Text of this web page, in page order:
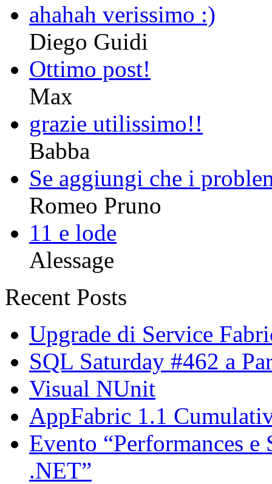
ahahah verissimo :)
Diego Guidi
Ottimo post!
Max
grazie utilissimo!!
Babba
Se aggiungi che i
Romeo Pruno
11 e lode
Alessage
Recent Posts
Upgrade di Service
SQL Saturday #462 a
Visual NUnit
AppFabric 1.1
Evento “Performances
.NET”